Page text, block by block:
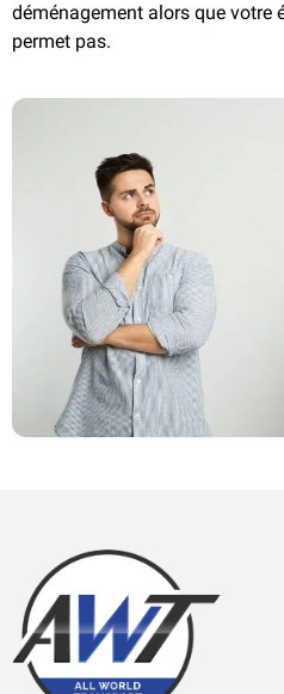
déménagement alors que votre
permet pas.